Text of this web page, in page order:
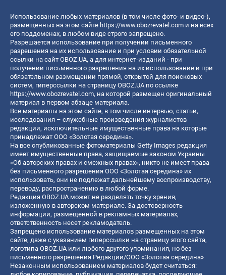
Использование любых материалов (в том числе фото- и видео-),
размещенных на этом сайте https://www.obozrevatel.com и на всех
его поддоменах, в любом виде строго запрещено.
Разрешается использование при получении письменного
разрешения на их использование и при условии обязательной
ссылки на сайт OBOZ.UA, а для интернет-изданий - при
получении письменного разрешения на их использование и при
обязательном размещении прямой, открытой для поисковых
систем, гиперссылки на страницу OBOZ.UA по ссылке
https://www.obozrevatel.com, на которой размещен оригинальный
материал в первом абзаце материала.
Все материалы на этом сайте, в том числе интервью, статьи,
исследования – служебные произведения журналистов
редакции, исключительные имущественные права на которые
принадлежат ООО «Золотая середина».
На все опубликованные фотоматериалы Getty Images редакция
имеет имущественные права, защищаемые законом Украины
«Об авторских правах и смежных правах», никто не имеет права
без письменного разрешения ООО «Золотая середина» их
использовать, они не подлежат дальнейшему воспроизводству,
переводу, распространению в любой форме.
Редакция OBOZ.UA может не разделять точку зрения,
изложенную в авторском материале. За достоверность
информации, размещенной в рекламных материалах,
ответственность несет рекламодатель.
Запрещено использование материалов размещенных на этом
сайте, даже с указанием гиперссылки на страницу этого сайта,
логотипа OBOZ.UA или любого другого упоминания, но без
письменного разрешения Редакции/ООО «Золотая середина»
Незаконным использованием материалов будет считаться: